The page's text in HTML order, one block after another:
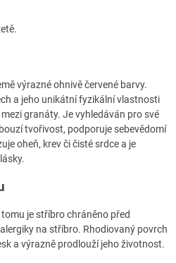
výrazné ohnivě červené barvy.
a jeho unikátní fyzikální vlastnosti
granáty. Je vyhledáván pro své
tvořivost, podporuje sebevědomí
oheň, krev či čisté srdce a je
je stříbro chráněno před
na stříbro. Rhodiovaný povrch
a výrazně prodlouží jeho životnost.